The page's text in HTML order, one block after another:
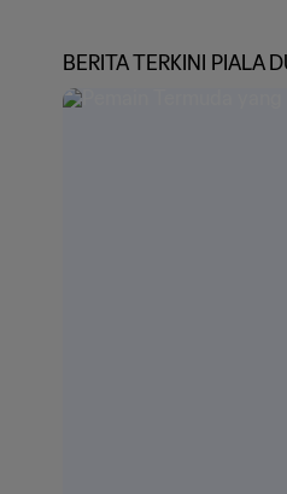
BERITA TERKINI PIALA